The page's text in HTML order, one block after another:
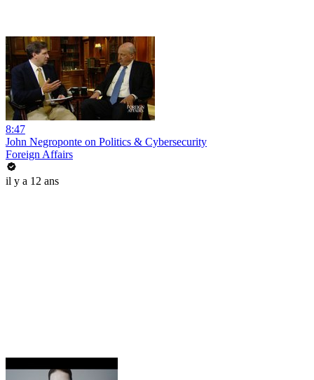
8:47
John Negroponte on Politics & Cybersecurity
Foreign Affairs
il y a 12 ans